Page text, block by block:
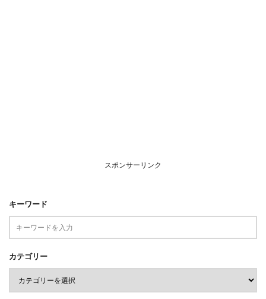
スポンサーリンク
キーワード
カテゴリー